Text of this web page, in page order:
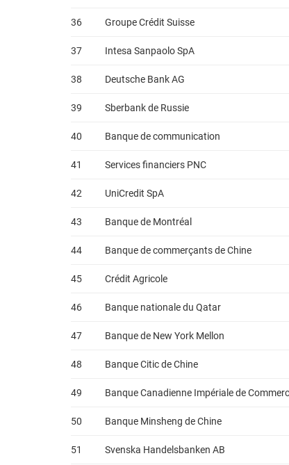
36 Groupe Crédit Suisse
37 Intesa Sanpaolo SpA
38 Deutsche Bank AG
39 Sberbank de Russie
40 Banque de communication
41 Services financiers PNC
42 UniCredit SpA
43 Banque de Montréal
44 Banque de commerçants de Chine
45 Crédit Agricole
46 Banque nationale du Qatar
47 Banque de New York Mellon
48 Banque Citic de Chine
49 Banque Canadienne Impériale de
50 Banque Minsheng de Chine
51 Svenska Handelsbanken AB